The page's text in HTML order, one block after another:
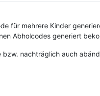
für mehrere Kinder
Abholcodes generiert
nachträglich auch